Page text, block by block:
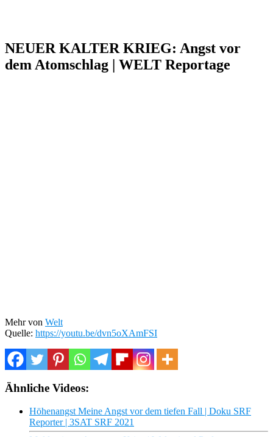
NEUER KALTER KRIEG: Angst vor
dem Atomschlag | WELT Reportage
Mehr von Welt
Quelle: https://youtu.be/dvn5oXAmFSI
Ähnliche Videos:
Höhenangst Meine Angst vor dem tiefen Fall | Doku SRF
Reporter | 3SAT SRF 2021